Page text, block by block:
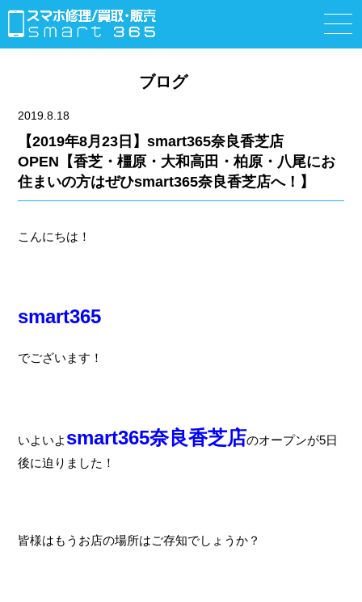
ブログ
2019.8.18
【2019年8月23日】smart365奈良香芝店
OPEN【香芝・橿原・大和高田・柏原・八尾にお
住まいの方はぜひsmart365奈良香芝店へ！】
こんにちは！
smart365
でございます！
いよいよ smart365奈良香芝店のオープンが5日
後に迫りました！
皆様はもうお店の場所はご存知でしょうか？